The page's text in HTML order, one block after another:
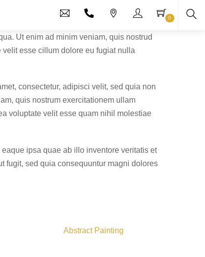
0
Ut enim ad minim veniam, quis nostrud
esse cillum dolore eu fugiat nulla
consectetur, adipisci velit, sed quia non
quis nostrum exercitationem ullam
voluptate velit esse quam nihil molestiae
ipsa quae ab illo inventore veritatis et
fugit, sed quia consequuntur magni dolores
Abstract Painting